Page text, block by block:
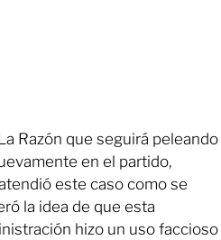
Razón que seguirá peleando
en el partido,
este caso como se
la idea de que esta
hizo un uso faccioso